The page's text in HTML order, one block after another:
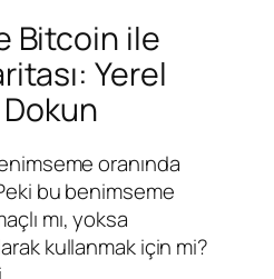
Bitcoin ile
Yerel
oranında
bu benimseme
mı, yoksa
kullanmak için mi?